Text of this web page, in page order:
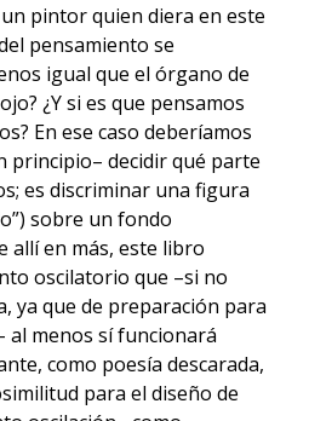
pintor quien diera en este
pensamiento se
igual que el órgano de
¿Y si es que pensamos
En ese caso deberíamos
principio– decidir qué parte
es discriminar una figura
sobre un fondo
allí en más, este libro
oscilatorio que –si no
ya que de preparación para
al menos sí funcionará
como poesía descarada,
para el diseño de